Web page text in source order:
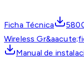
Ficha Técnica
Wireless
Manual de